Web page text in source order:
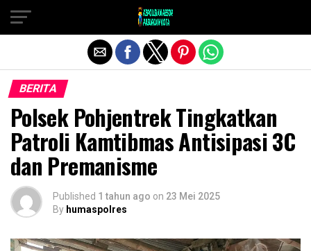
BERITA
Polsek Pohjentrek Tingkatkan
Patroli Kamtibmas Antisipasi 3C
dan Premanisme
Published 1 tahun ago on 23 Mei 2025
By humaspolres
Exit mobile version